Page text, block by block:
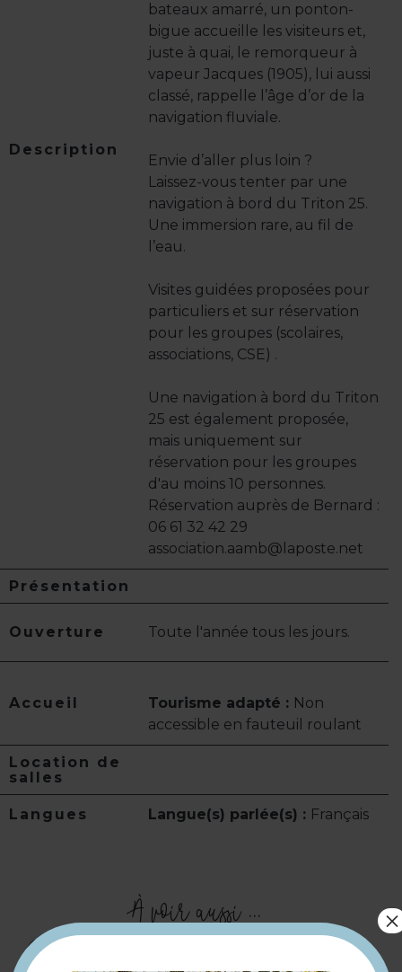
Description
bateaux amarré, un ponton-
bigue accueille les visiteurs et,
juste à quai, le remorqueur à
vapeur Jacques (1905), lui aussi
classé, rappelle l’âge d’or de la
navigation fluviale.
Envie d’aller plus loin ?
Laissez-vous tenter par une
navigation à bord du Triton 25.
Une immersion rare, au fil de
l’eau.
Visites guidées proposées pour
particuliers et sur réservation
pour les groupes (scolaires,
associations, CSE) .
Une navigation à bord du Triton
25 est également proposée,
mais uniquement sur
réservation pour les groupes
d'au moins 10 personnes.
Réservation auprès de Bernard :
06 61 32 42 29
association.aamb@laposte.net
Présentation
Ouverture Toute l'année tous les jours.
Accueil Tourisme adapté : Non
accessible en fauteuil roulant
Location de
salles
Langues Langue(s) parlée(s) : Français
À voir aussi ... ×